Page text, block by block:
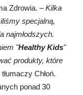
Zdrowia. –Kilka
specjalną,
najmłodszych.
"Healthy Kids"
produkty, które
tłumaczy Chłoń.
ponad 30